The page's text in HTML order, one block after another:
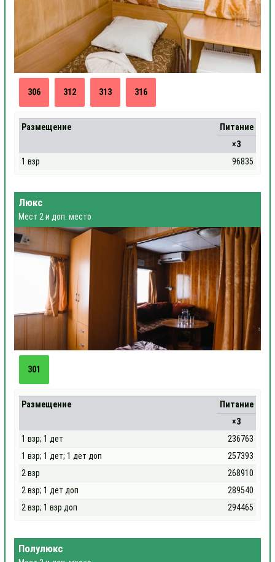
306 312 313 316
Размещение
Питание
×3
1 взр
96835
Люкс
Мест 2 и доп. место
301
Размещение
Питание
×3
1 взр; 1 дет
236763
1 взр; 1 дет; 1 дет доп
257393
2 взр
268910
2 взр; 1 дет доп
289540
2 взр; 1 взр доп
294465
Полулюкс